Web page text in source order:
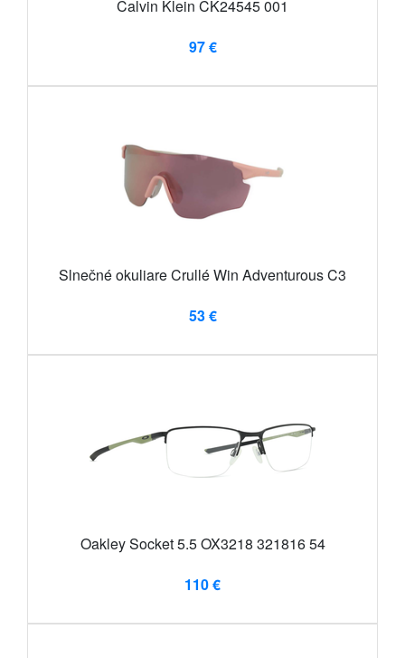
Calvin Klein CK24545 001
97 €
Slnečné okuliare Crullé Win Adventurous C3
53 €
Oakley Socket 5.5 OX3218 321816 54
110 €